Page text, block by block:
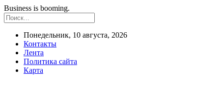
Business is booming.
Понедельник, 10 августа, 2026
Контакты
Лента
Политика сайта
Карта